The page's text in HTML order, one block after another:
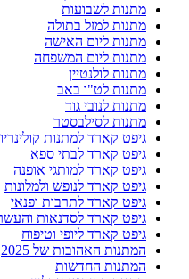
מתנות לשבועות
מתנות למזל בתולה
מתנות ליום האישה
מתנות ליום המשפחה
מתנות לולנטיין
מתנות לט"ו באב
מתנות לנובי גוד
מתנות לסילבסטר
גיפט קארד למתנות
גיפט קארד לבתי ספא
גיפט קארד למותגי אופנה
גיפט קארד לנופש ולמלונות
גיפט קארד לתרבות ופנאי
גיפט קארד לסדנאות
גיפט קארד ליופי וטיפוח
המתנות האהובות של 2025
המתנות החדשות